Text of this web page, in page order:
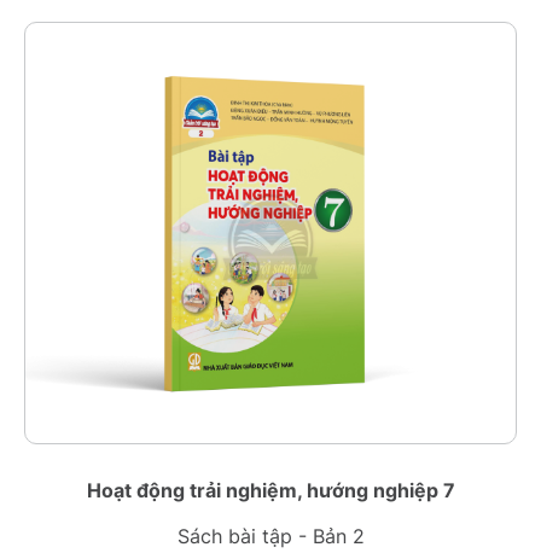
Hoạt động trải nghiệm, hướng nghiệp 7
Sách bài tập - Bản 2